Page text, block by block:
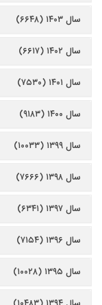
سال ۱۴۰۳ (۶۶۴۸)
سال ۱۴۰۲ (۶۶۱۷)
سال ۱۴۰۱ (۷۵۳۰)
سال ۱۴۰۰ (۹۱۸۳)
سال ۱۳۹۹ (۱۰۰۳۳)
سال ۱۳۹۸ (۷۶۶۶)
سال ۱۳۹۷ (۶۳۴۱)
سال ۱۳۹۶ (۷۱۵۴)
سال ۱۳۹۵ (۱۰۰۲۸)